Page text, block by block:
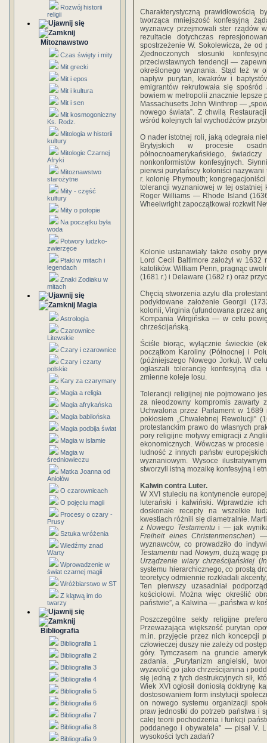
Rozwój historii
religii
Mitoznawstwo
Czas święty i mity
Mit grecki
Mit i epos
Mit i kultura
Mit i sen
Mit kosmogoniczny
Ks. Rodz.
Mitologia w historii
kultury
Mitologie Czarnej
Afryki
Mitoznawstwo
starożytne
Mity - część
kultury
Mity o potopie
Na początku była
woda
Potwory ludzko-
zwierzęce
Ptaki w mitach i
legendach
Znaki Zodiaku w
mitach
Magia
Astrologia
Czarownice
Litewskie
Czary i czarownice
Czary i czarty
polskie
Kary za czarymary
Magia a religia
Magia afrykańska
Magia babilońska
Magia podbija świat
Magia w islamie
Magia w
średniowieczu
Matka Joanna od
Aniołów
O czarownicach
O pojęciu magii
Procesy o czary -
Prusy
Sztuka wróżenia
Wiedźmy znad
Warty
Wprowadzenie w
świat czarnej magii
Wróżbiarstwo w ST
Z klątwą im do
twarzy
Bibliografia
Bibliografia 1
Bibliografia 2
Bibliografia 3
Bibliografia 4
Bibliografia 5
Bibliografia 6
Bibliografia 7
Bibliografia 8
Bibliografia 9
Charakterystyczną prawidłowością
tworząca mniejszość konfesyjną
wyznawcy przejmowali ster rządów
rezultacie dotychczas
spostrzeżenie W. Sokolewicza, że
Zjednoczonych stosunki
przeciwstawnych tendencji —
określonego wyznania. Stąd też w
napływ purytan, kwakrów i
emigrantów rekrutowała się
bowiem w metropolii znacznie lepsze
Massachusetts John Winthrop —
nowego świata”. Z chwilą
wśród kolejnych fal wychodźców
O nader istotnej roli, jaką odegrała
Brytyjskich w procesie
północnoamerykańskiego,
nonkonformistów konfesyjnych.
pierwsi purytańscy koloniści
r. kolonię Phymouth;
tolerancji wyznaniowej w tej ostatniej
Roger Williams — Rhode Island
Wheelwright zapoczątkował rozkwit
Kolonie ustanawiały także osoby
Lord Cecil Baltimore założył w
katolików. William Penn, pragnąc
(1681 r.) i Delaware (1682 r.) oraz
Chęcią stworzenia azylu dla
podyktowane założenie Georgii
kolonii, Virginia (ufundowana przez
Kompania Wirgińska — w celu
chrześcijańską.
Ściśle biorąc, wyłącznie świeckie
początkom Karoliny (Północnej i
(późniejszego Nowego Jorku). W
ogłaszali tolerancję konfesyjną dla
zmienne koleje losu.
Tolerancji religijnej nie pojmowano
za nieodzowny kompromis zawarty
Uchwalona przez Parlament w
pokłosiem „Chwalebnej Rewolucji”
protestanckim prawo do własnych
pory religijne motywy emigracji z
ekonomicznych. Wówczas w procesie
ludność z innych państw
wyznaniowym. Wysoce
stworzyli istną mozaikę konfesyjną i
Kalwin contra Luter.
W XVI stuleciu na kontynencie
luterański i kalwiński. Wprawdzie
doskonałe recepty na wszelkie
kwestiach różnili się diametralnie.
zNowego Testamentui — jak
Freiheit eines Christenmenschen) —
wyznawców, co prowadziło do
Testamentu nad Nowym, dużą wagę
Urządzenie wiary chrześcijańskiej (
systemu hierarchicznego, co prostą
teoretycy odmiennie rozkładali
Ten pierwszy uzasadniał
kościołowi. Można więc określić
państwie”, a Kalwina — „państwa w
Poszczególne sekty religijne
Przeważająca większość purytan
m.in. przyjęcie przez nich koncepcji
człowieczej duszy nie zależy od
góry. Tymczasem na gruncie
zadania. „Purytanizm angielski,
wyzwolić go jako chrześcijanina i
się jedną z tych destrukcyjnych sił,
Wiek XVI ogłosił doniosłą doktrynę
dostosowaniem form instytucji
on nowego systemu organizacji
praw jednostki do potrzeb państwa i
całej teorii pochodzenia i funkcji
poddanego i obywatela” — pisał V.
wysokości tych zadań?